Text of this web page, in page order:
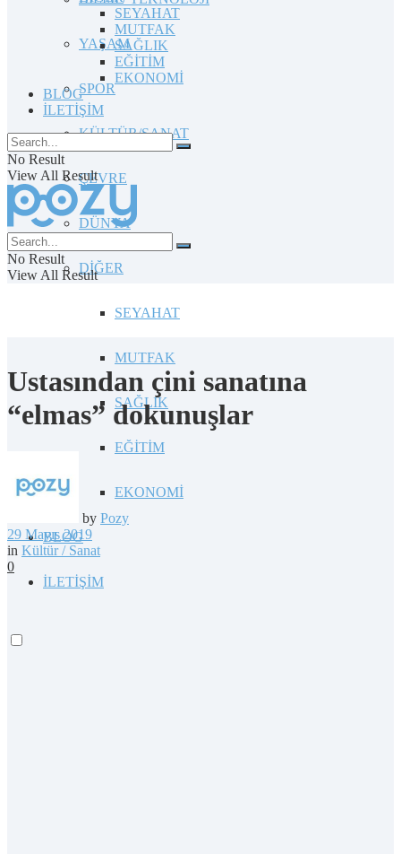
YAŞAM
SPOR
KÜLTÜR/SANAT
ÇEVRE
DÜNYA
DİĞER
SEYAHAT
MUTFAK
SAĞLIK
EĞİTİM
EKONOMİ
BLOG
İLETİŞİM
SEYAHAT
MUTFAK
SAĞLIK
EĞİTİM
EKONOMİ
BLOG
İLETİŞİM
No Result
View All Result
No Result
View All Result
Ustasından çini sanatına
“elmas” dokunuşlar
by Pozy
29 Mayıs 2019
in Kültür / Sanat
0